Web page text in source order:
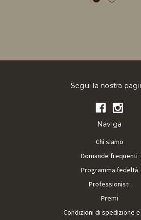
Segui la nostra
Naviga
Chi siamo
Domande frequenti
Programma fedeltà
Professionisti
Premi
Condizioni di spedizione